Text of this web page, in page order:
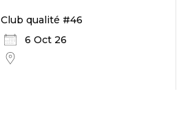
Club qualité #46
6 Oct 26